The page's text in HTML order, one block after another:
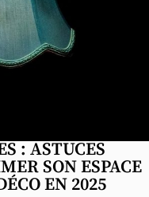
: ASTUCES
SON ESPACE
EN 2025